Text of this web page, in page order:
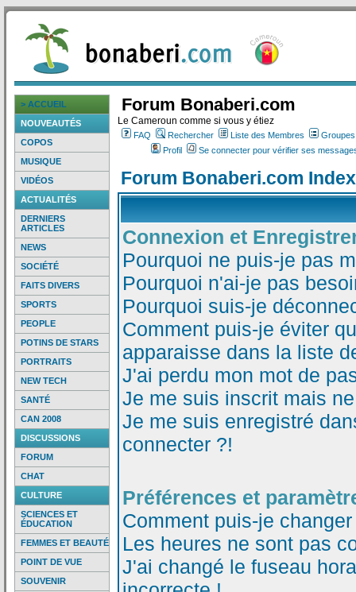
> ACCUEIL
NOUVEAUTÉS
COPOS
MUSIQUE
VIDÉOS
ACTUALITÉS
DERNIERS
ARTICLES
NEWS
SOCIÉTÉ
FAITS DIVERS
SPORTS
PEOPLE
POTINS DE STARS
PORTRAITS
NEW TECH
SANTÉ
CAN 2008
DISCUSSIONS
FORUM
CHAT
CULTURE
SCIENCES ET
ÉDUCATION
FEMMES ET BEAUTÉ
POINT DE VUE
SOUVENIR
Forum Bonaberi.com
Le Cameroun comme si vous y étiez
FAQ Rechercher Liste des Membres
Profil
Se connecter pour vérifier ses
Forum Bonaberi.com
Connexion et
Pourquoi ne puis-je pas
Pourquoi n'ai-je pas
Pourquoi suis-je
Comment puis-je éviter
apparaisse dans la liste
J'ai perdu mon mot de
Je me suis inscrit mais
Je me suis enregistré
connecter ?!
Préférences et
Comment puis-je
Les heures ne sont pas
J'ai changé le fuseau